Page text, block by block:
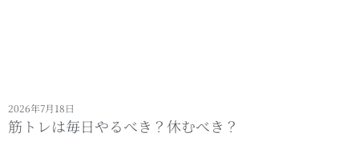
筋トレは毎日やるべき？休むべき？
2026年7月18日